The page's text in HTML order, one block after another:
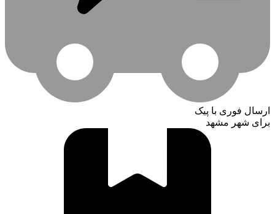
ارسال فوری با پیک
برای شهر مشهد